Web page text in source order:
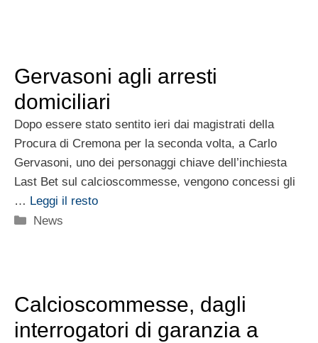
Gervasoni agli arresti
domiciliari
Dopo essere stato sentito ieri dai magistrati della
Procura di Cremona per la seconda volta, a Carlo
Gervasoni, uno dei personaggi chiave dell’inchiesta
Last Bet sul calcioscommesse, vengono concessi gli
… Leggi il resto
Categorie
News
Calcioscommesse, dagli
interrogatori di garanzia a